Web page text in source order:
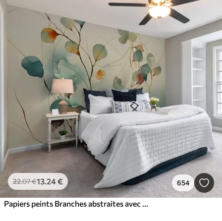
22.07€13.24€ 654
Papiers peints Branches abstraites avec feuilles, aquarelle floue et humide